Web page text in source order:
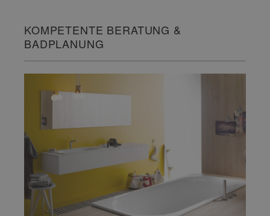
KOMPETENTE BERATUNG &
BADPLANUNG